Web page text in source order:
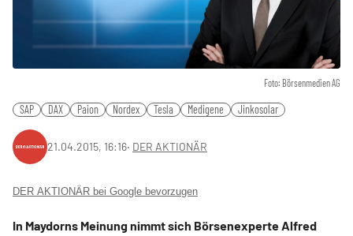
Foto: Börsenmedien AG
SAP DAX Paion Nordex Tesla Medigene Jinkosolar
21.04.2015, 16:16‧ DER AKTIONÄR
DER AKTIONÄR bei Google bevorzugen
In Maydorns Meinung nimmt sich Börsenexperte Alfred